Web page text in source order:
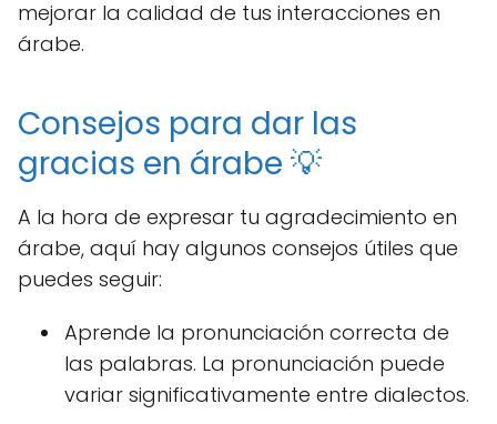
mejorar la calidad de tus interacciones en
árabe.
Consejos para dar las
gracias en árabe 💡
A la hora de expresar tu agradecimiento en
árabe, aquí hay algunos consejos útiles que
puedes seguir:
Aprende la pronunciación correcta de
las palabras. La pronunciación puede
variar significativamente entre dialectos.